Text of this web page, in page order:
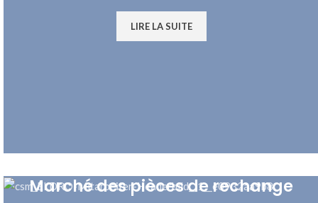
LIRE LA SUITE
Marché des pièces de rechange